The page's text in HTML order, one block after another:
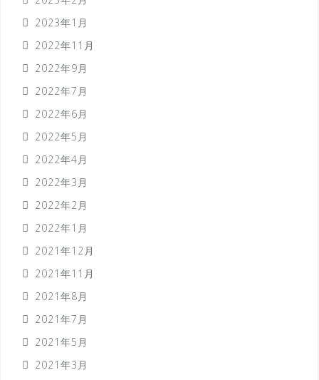
2023年1月
2022年11月
2022年9月
2022年7月
2022年6月
2022年5月
2022年4月
2022年3月
2022年2月
2022年1月
2021年12月
2021年11月
2021年8月
2021年7月
2021年5月
2021年3月